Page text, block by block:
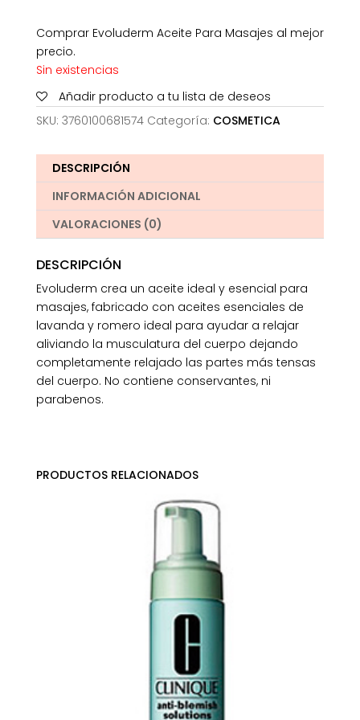
Comprar Evoluderm Aceite Para Masajes al mejor
precio.
Sin existencias
Añadir producto a tu lista de deseos
SKU: 3760100681574 Categoría: COSMETICA
DESCRIPCIÓN
INFORMACIÓN ADICIONAL
VALORACIONES (0)
DESCRIPCIÓN
Evoluderm crea un aceite ideal y esencial para
masajes, fabricado con aceites esenciales de
lavanda y romero ideal para ayudar a relajar
aliviando la musculatura del cuerpo dejando
completamente relajado las partes más tensas
del cuerpo. No contiene conservantes, ni
parabenos.
PRODUCTOS RELACIONADOS